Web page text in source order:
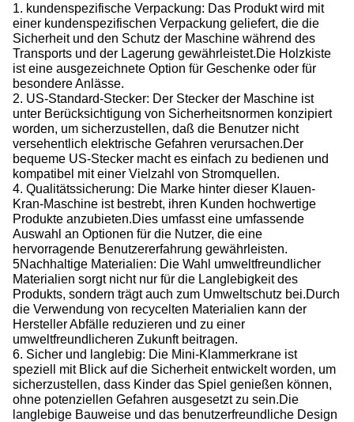
1. kundenspezifische Verpackung: Das Produkt wird mit
einer kundenspezifischen Verpackung geliefert, die die
Sicherheit und den Schutz der Maschine während des
Transports und der Lagerung gewährleistet.Die Holzkiste
ist eine ausgezeichnete Option für Geschenke oder für
besondere Anlässe.
2. US-Standard-Stecker: Der Stecker der Maschine ist
unter Berücksichtigung von Sicherheitsnormen konzipiert
worden, um sicherzustellen, daß die Benutzer nicht
versehentlich elektrische Gefahren verursachen.Der
bequeme US-Stecker macht es einfach zu bedienen und
kompatibel mit einer Vielzahl von Stromquellen.
4. Qualitätssicherung: Die Marke hinter dieser Klauen-
Kran-Maschine ist bestrebt, ihren Kunden hochwertige
Produkte anzubieten.Dies umfasst eine umfassende
Auswahl an Optionen für die Nutzer, die eine
hervorragende Benutzererfahrung gewährleisten.
5Nachhaltige Materialien: Die Wahl umweltfreundlicher
Materialien sorgt nicht nur für die Langlebigkeit des
Produkts, sondern trägt auch zum Umweltschutz bei.Durch
die Verwendung von recycelten Materialien kann der
Hersteller Abfälle reduzieren und zu einer
umweltfreundlicheren Zukunft beitragen.
6. Sicher und langlebig: Die Mini-Klammerkrane ist
speziell mit Blick auf die Sicherheit entwickelt worden, um
sicherzustellen, dass Kinder das Spiel genießen können,
ohne potenziellen Gefahren ausgesetzt zu sein.Die
langlebige Bauweise und das benutzerfreundliche Design